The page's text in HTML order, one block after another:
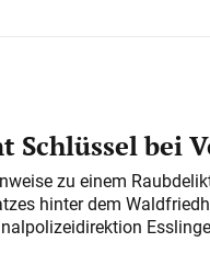
Schlüssel bei
zu einem
hinter dem